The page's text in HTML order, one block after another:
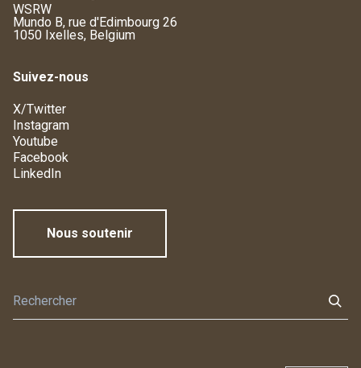
WSRW
Mundo B, rue d'Edimbourg 26
1050 Ixelles, Belgium
Suivez-nous
X/Twitter
Instagram
Youtube
Facebook
LinkedIn
Nous soutenir